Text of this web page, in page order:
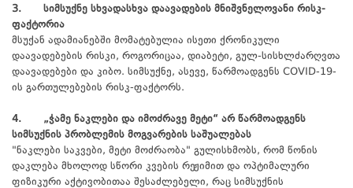
3. სიმსუქნე სხვადასხვა დაავადების მნიშვნელოვანი რისკ-
ფაქტორია
მსუქან ადამიანებში მომატებულია ისეთი ქრონიკული
დაავადებების რისკი, როგორიცაა, დიაბეტი, გულ-სისხლძარღვთა
დაავადებები და კიბო. სიმსუქნე, ასევე, წარმოადგენს COVID-19-
ის გართულებების რისკ-ფაქტორს.
4. „ჭამე ნაკლები და იმოძრავე მეტი“ არ წარმოადგენს
სიმსუქნის პრობლემის მოგვარების საშუალებას
"ნაკლები საკვები, მეტი მოძრაობა" გულისხმობს, რომ წონის
დაკლება მხოლოდ სწორი კვების რეჟიმით და ოპტიმალური
ფიზიკური აქტივობითაა შესაძლებელი, რაც სიმსუქნის